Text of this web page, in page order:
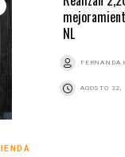
NL
FERNANDA
AGOSTO 22,